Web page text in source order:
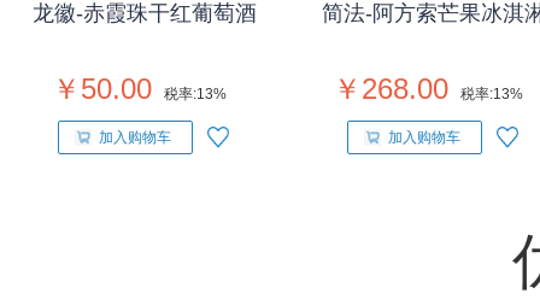
龙徽-赤霞珠干红葡萄酒
￥50.00 税率:13%
加入购物车
简法-阿方索芒果冰淇
￥268.00 税率:13%
加入购物车